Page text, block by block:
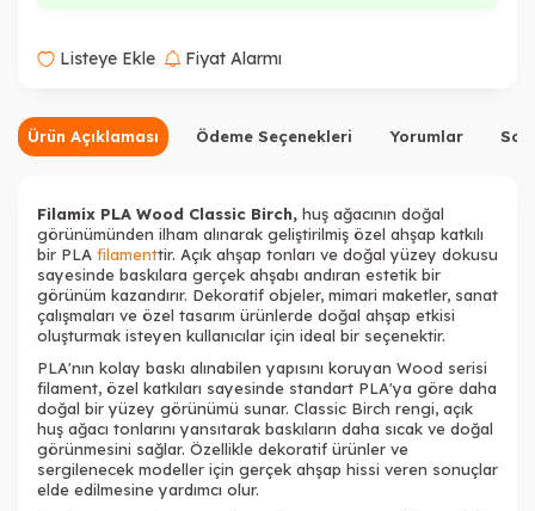
Listeye Ekle Fiyat Alarmı
Ürün Açıklaması Ödeme Seçenekleri Yorumlar
Filamix PLA Wood Classic Birch, huş ağacının doğal
görünümünden ilham alınarak geliştirilmiş özel ahşap katkılı
bir PLA filamenttir. Açık ahşap tonları ve doğal yüzey dokusu
sayesinde baskılara gerçek ahşabı andıran estetik bir
görünüm kazandırır. Dekoratif objeler, mimari maketler, sanat
çalışmaları ve özel tasarım ürünlerde doğal ahşap etkisi
oluşturmak isteyen kullanıcılar için ideal bir seçenektir.
PLA'nın kolay baskı alınabilen yapısını koruyan Wood serisi
filament, özel katkıları sayesinde standart PLA'ya göre daha
doğal bir yüzey görünümü sunar. Classic Birch rengi, açık
huş ağacı tonlarını yansıtarak baskıların daha sıcak ve doğal
görünmesini sağlar. Özellikle dekoratif ürünler ve
sergilenecek modeller için gerçek ahşap hissi veren sonuçlar
elde edilmesine yardımcı olur.